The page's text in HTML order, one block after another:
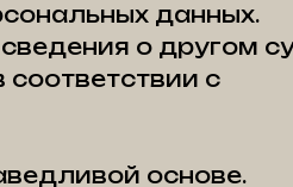
данных.
о другом
соответствии с
основе.